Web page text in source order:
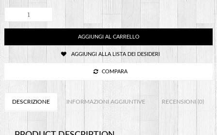
MOI
quantità
AGGIUNGI AL CARRELLO
AGGIUNGI ALLA LISTA DEI DESIDERI
COMPARA
DESCRIZIONE INFORMAZIONI AGGIUNTIVE RECENSIONI (0)